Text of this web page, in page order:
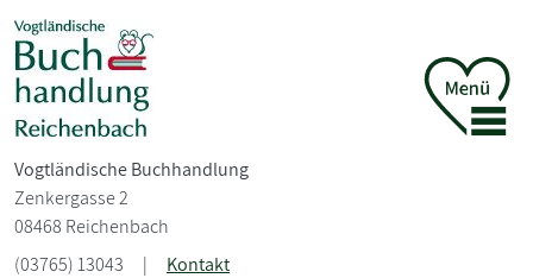
Vogtländische Buchhandlung
Zenkergasse 2
08468 Reichenbach
(03765) 13043
|
Kontakt